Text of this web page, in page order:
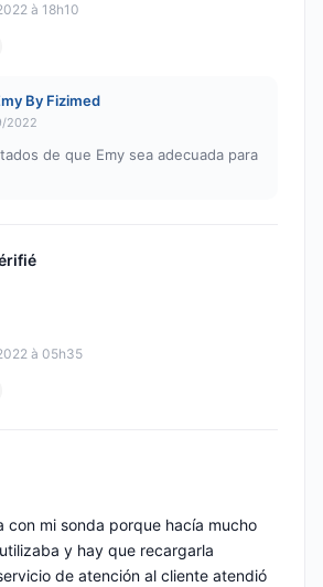
à 18h10
By Fizimed
2022
de que Emy sea adecuada para
à 05h35
con mi sonda porque hacía mucho
y hay que recargarla
de atención al cliente atendió